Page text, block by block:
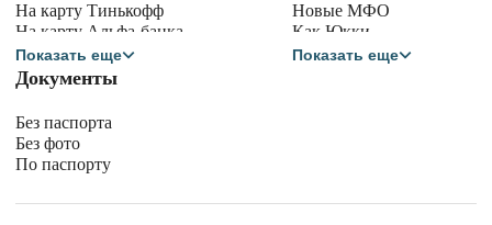
На карту Тинькофф
На карту Альфа-банка
На карту Сбербанка
На карту Халва
На карту МИР
В долг на карту
Сбербанка
Показать еще
Новые МФО
Как Юкки
Как Манимен
Показать еще
Документы
Без паспорта
Без фото
По паспорту